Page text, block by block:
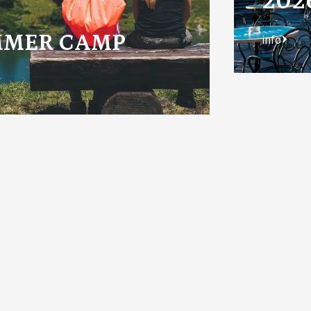
CAMP info